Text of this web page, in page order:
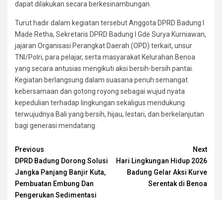
dapat dilakukan secara berkesinambungan.
Turut hadir dalam kegiatan tersebut Anggota DPRD Badung I
Made Retha, Sekretaris DPRD Badung I Gde Surya Kurniawan,
jajaran Organisasi Perangkat Daerah (OPD) terkait, unsur
TNI/Polri, para pelajar, serta masyarakat Kelurahan Benoa
yang secara antusias mengikuti aksi bersih-bersih pantai.
Kegiatan berlangsung dalam suasana penuh semangat
kebersamaan dan gotong royong sebagai wujud nyata
kepedulian terhadap lingkungan sekaligus mendukung
terwujudnya Bali yang bersih, hijau, lestari, dan berkelanjutan
bagi generasi mendatang.
Continue
Reading
Previous
DPRD Badung Dorong Solusi
Jangka Panjang Banjir Kuta,
Pembuatan Embung Dan
Pengerukan Sedimentasi
Next
Hari Lingkungan Hidup 2026
Badung Gelar Aksi Kurve
Serentak di Benoa